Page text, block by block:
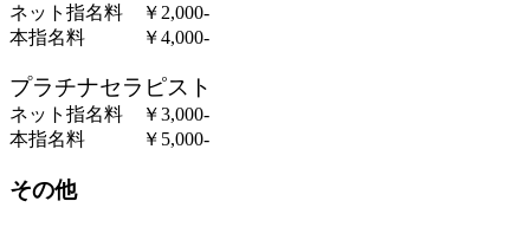
ネット指名料 ￥2,000-
本指名料 ￥4,000-
プラチナセラピスト
ネット指名料 ￥3,000-
本指名料 ￥5,000-
その他